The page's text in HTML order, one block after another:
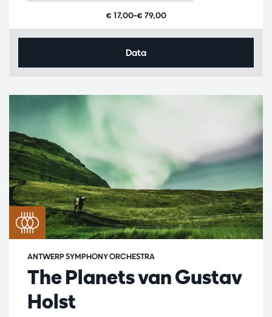
€ 17,00–€ 79,00
Data
The Planets van Gustav
Holst
ANTWERP SYMPHONY ORCHESTRA